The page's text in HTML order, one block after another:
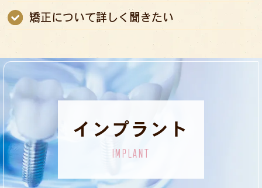
矯正について詳しく聞きたい
インプラント
IMPLANT